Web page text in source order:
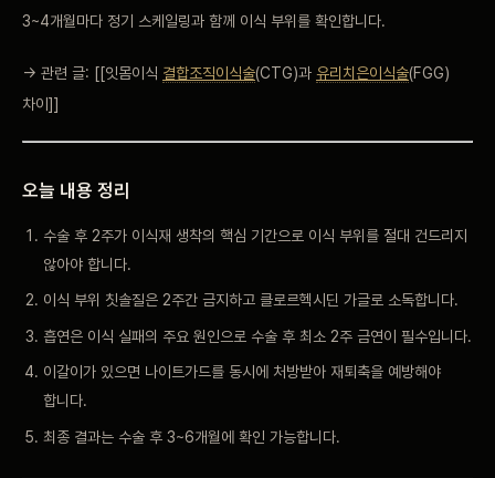
3~4개월마다 정기 스케일링과 함께 이식 부위를 확인합니다.
→ 관련 글: [[잇몸이식 결합조직이식술(CTG)과 유리치은이식술(FGG)
차이]]
오늘 내용 정리
수술 후 2주가 이식재 생착의핵심 기간으로 이식 부위를 절대 건드리지
않아야 합니다.
이식부위 칫솔질은 2주간 금지하고 클로르헥시딘 가글로 소독합니다.
흡연은 이식 실패의 주요 원인으로 수술 후 최소 2주 금연이필수입니다.
이갈이가 있으면 나이트가드를 동시에 처방받아 재퇴축을 예방해야
합니다.
최종 결과는 수술 후 3~6개월에 확인가능합니다.